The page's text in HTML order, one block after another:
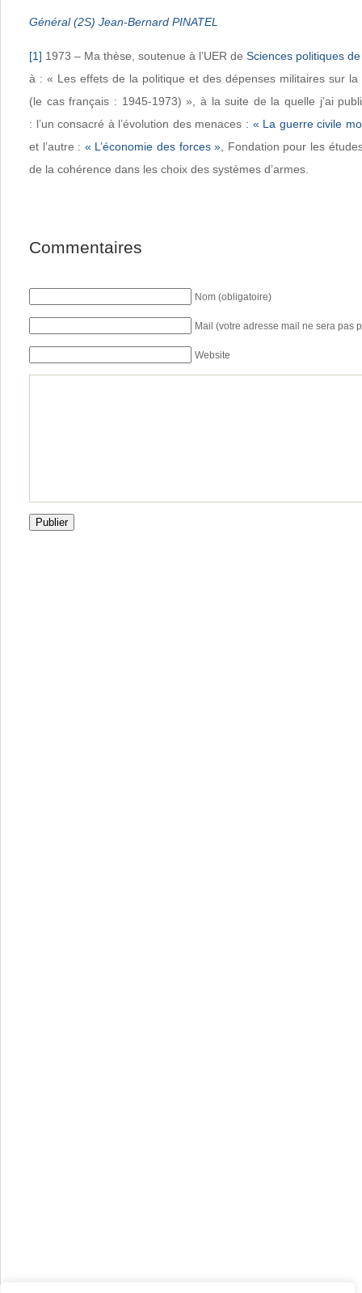
Général (2S) Jean-Bernard PINATEL
[1] 1973 – Ma thèse, soutenue à l’UER de Sciences politiques
à : « Les effets de la politique et des dépenses militaires sur la
(le cas français : 1945-1973) », à la suite de la quelle j’ai
: l’un consacré à l’évolution des menaces : « La guerre civile
et l’autre : « L’économie des forces» , Fondation pour les
de la cohérence dans les choix des systèmes d’armes.
Commentaires
Nom (obligatoire)
Mail (votre adresse mail ne sera pas
Website